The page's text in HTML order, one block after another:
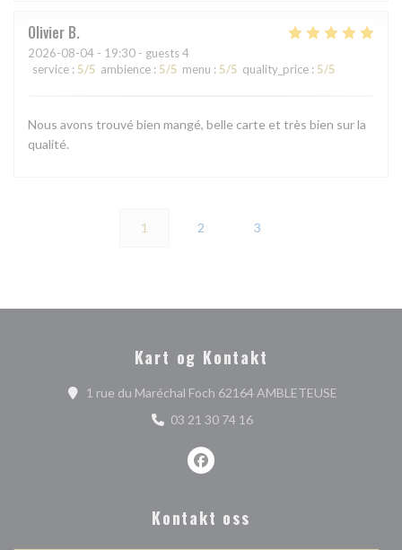
Olivier B
2026-08-04 - 19:30 - guests 4
service : 5/5 ambience : 5/5 menu : 5/5 quality_price : 5/5
Nous avons trouvé bien mangé, belle carte et très bien sur la
qualité.
1 2 3
Kart og Kontakt
1 rue du Maréchal Foch 62164 AMBLETEUSE((åpner i et
03 21 30 74 16
Facebook ((åpner i et nytt
Kontakt oss